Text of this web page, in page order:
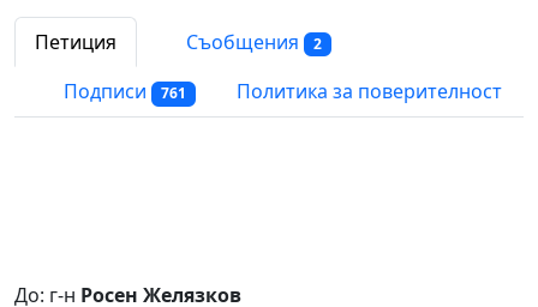
Петиция Съобщения 2
Подписи 761 Политика за поверителност
До: г-н Росен Желязков